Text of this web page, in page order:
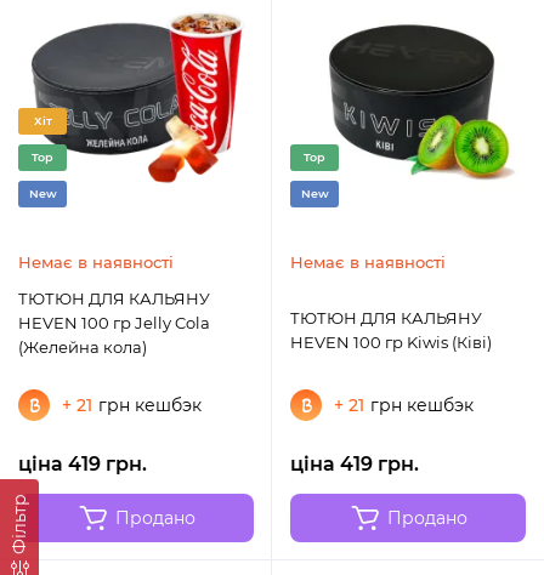
Фільтр
Хіт
Top
New
Немає в наявності
ТЮТЮН ДЛЯ КАЛЬЯНУ
HEVEN 100 гр Jelly Cola
(Желейна кола)
+ 21 грн кешбэк
ціна 419 грн.
Продано
Top
New
Немає в наявності
ТЮТЮН ДЛЯ КАЛЬЯНУ
HEVEN 100 гр Kiwis (Ківі)
+ 21 грн кешбэк
ціна 419 грн.
Продано